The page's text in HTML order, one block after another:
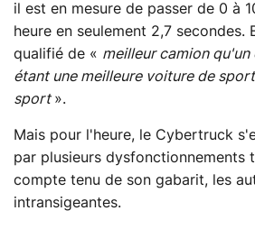
il est en mesure de passer de 0 à
heure en seulement 2,7 secondes.
qualifié de « meilleur camion
étant une meilleure voiture de
sport ».
Mais pour l'heure, le Cybertruck
par plusieurs dysfonctionnements
compte tenu de son gabarit, les
intransigeantes.